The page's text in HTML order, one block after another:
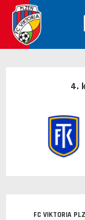
30. 12. 1899
4.
FC VIKTORIA